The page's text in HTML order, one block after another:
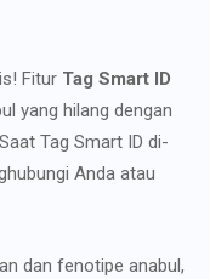
Fitur Tag Smart ID
yang hilang dengan
Tag Smart ID di-
Anda atau
dan fenotipe anabul,